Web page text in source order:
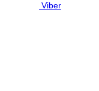
Viber